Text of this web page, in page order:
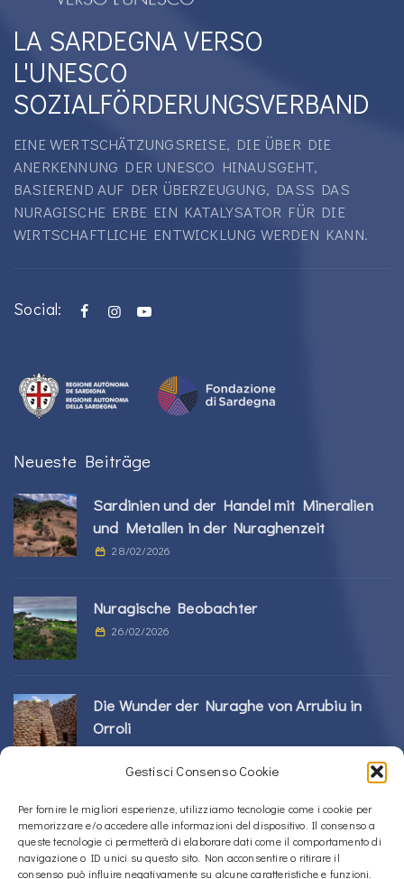
Gestisci Consenso Cookie
Per fornire le migliori esperienze, utilizziamo tecnologie come i cookie per
memorizzare e/o accedere alle informazioni del dispositivo. Il consenso a
queste tecnologie ci permetterà di elaborare dati come il comportamento di
navigazione o ID unici su questo sito. Non acconsentire o ritirare il
consenso può influire negativamente su alcune caratteristiche e funzioni.
LA SARDEGNA VERSO
L'UNESCO
SOZIALFÖRDERUNGSVERBAND
EINE WERTSCHÄTZUNGSREISE, DIE ÜBER DIE
ANERKENNUNG DER UNESCO HINAUSGEHT,
BASIEREND AUF DER ÜBERZEUGUNG, DASS DAS
NURAGISCHE ERBE EIN KATALYSATOR FÜR DIE
WIRTSCHAFTLICHE ENTWICKLUNG WERDEN KANN.
Social:
Neueste Beiträge
Sardinien und der Handel mit Mineralien
und Metallen in der Nuraghenzeit
28/02/2026
Nuragische Beobachter
26/02/2026
Die Wunder der Nuraghe von Arrubiu in
Orroli
24/02/2026
Sos Nurattolos Nuragic-Komplex in Alà dei
Sardi
23/02/2026